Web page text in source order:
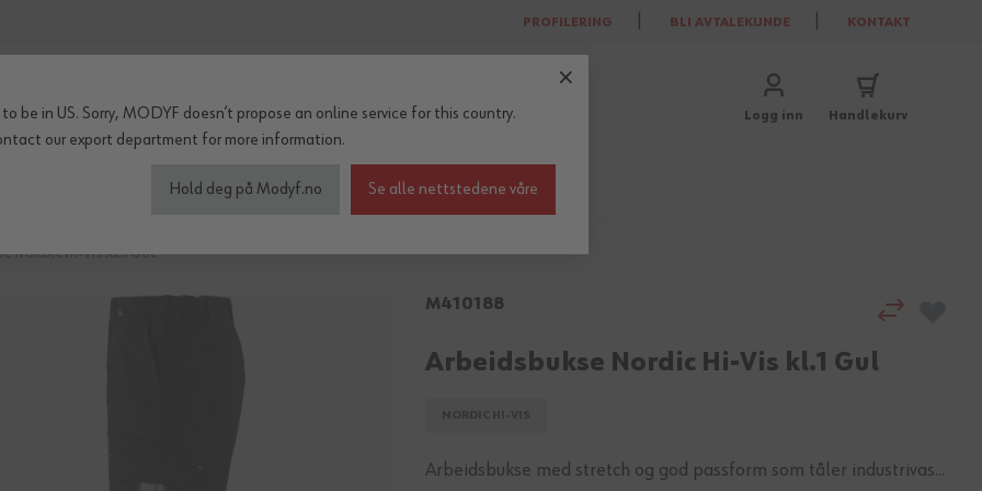
PROFILERING BLI AVTALEKUNDE KONTAKT
Logg inn Handlekurv
NORDIC HI-VIS KL.1 GUL
M410188
Arbeidsbukse Nordic Hi-Vis kl.1 Gul
Arbeidsbukse med stretch og god passform som tåler industrivas...
to be in US. Sorry, MODYF doesn’t propose an online service for this country.
our export department for more information.
Hold deg på Modyf.no Se alle nettstedene våre